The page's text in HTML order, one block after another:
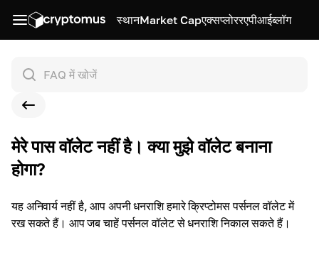
स्थानMarket Capएक्सप्लोररएपीआईब्लॉग
मेरे पास वॉलेट नहीं है। क्या मुझे वॉलेट बनाना
होगा?
यह अनिवार्य नहीं है, आप अपनी धनराशि हमारे क्रिप्टोमस पर्सनल वॉलेट में
रख सकते हैं। आप जब चाहें पर्सनल वॉलेट से धनराशि निकाल सकते हैं।